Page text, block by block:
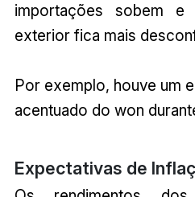
importações sobem
exterior fica mais
Por exemplo, houve um
acentuado do won
Expectativas de